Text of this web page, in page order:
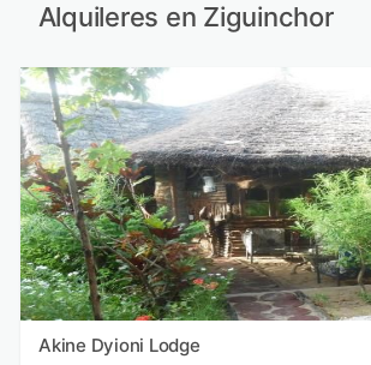
Alquileres en Ziguinchor
Akine Dyioni Lodge